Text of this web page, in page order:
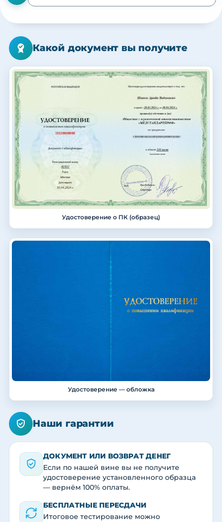
Какой документ вы получите
Удостоверение о ПК (образец)
Удостоверение — обложка
Наши гарантии
ДОКУМЕНТ ИЛИ ВОЗВРАТ ДЕНЕГ
Если по нашей вине вы не получите
удостоверение установленного образца
— вернём 100% оплаты.
БЕСПЛАТНЫЕ ПЕРЕСДАЧИ
Итоговое тестирование можно